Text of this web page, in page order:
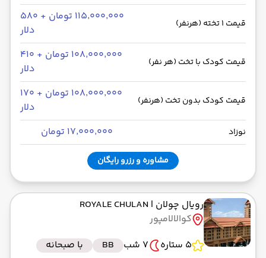
قیمت 1 تخته (هرنفر)
۱۱۵٬۰۰۰٬۰۰۰ تومان + ۵۸۰
دلار
قیمت کودک با تخت (هر نفر)
۱۰۸٬۰۰۰٬۰۰۰ تومان + ۴۱۰
دلار
قیمت کودک بدون تخت (هرنفر)
۱۰۸٬۰۰۰٬۰۰۰ تومان + ۱۷۰
دلار
نوزاد ۱۷٬۰۰۰٬۰۰۰ تومان
مشاوره و رزرو رایگان
رویال چولان | ROYALE CHULAN
کوالالامپور
5 ستاره
7 شب BB با صبحانه